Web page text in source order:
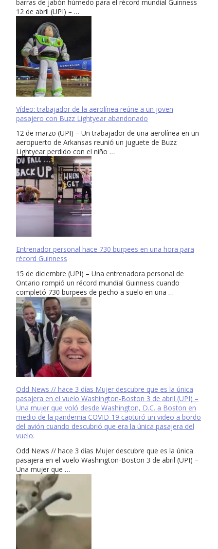
barras de jabón húmedo para el récord mundial Guinness
12 de abril (UPI) – …
Vídeo: trabajador de la aerolínea reúne a un joven
pasajero con Buzz Lightyear abandonado
12 de marzo (UPI) – Un trabajador de una aerolínea en un
aeropuerto de Arkansas reunió un juguete de Buzz
Lightyear perdido con el niño …
Entrenador personal hace 730 burpees en una hora para
récord Guinness
15 de diciembre (UPI) – Una entrenadora personal de
Ontario rompió un récord mundial Guinness cuando
completó 730 burpees de pecho a suelo en una …
Odd News // hace 3 días Mujer descubre que es la única
pasajera en el vuelo Washington-Boston 3 de abril (UPI) –
Una mujer que voló desde Washington, D.C. a Boston en
medio de la pandemia COVID-19 capturó un video a bordo
del avión cuando descubrió que era la única pasajera del
vuelo.
Odd News // hace 3 días Mujer descubre que es la única
pasajera en el vuelo Washington-Boston 3 de abril (UPI) –
Una mujer que …